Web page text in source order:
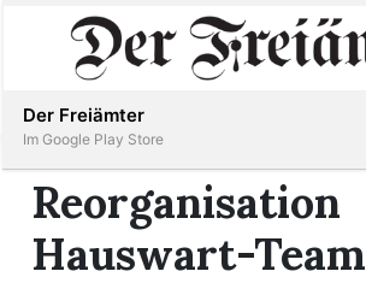
Immobilien
Inserieren Abonnieren
Reorganisation
Hauswart-Team
Der Freiämter
Im Google Play Store